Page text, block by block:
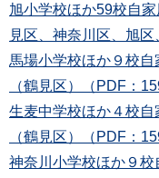
旭小学校ほか59校自
見区、神奈川区、旭
馬場小学校ほか９校
（鶴見区）（PDF：
生麦中学校ほか４校
（鶴見区）（PDF：
神奈川小学校ほか９